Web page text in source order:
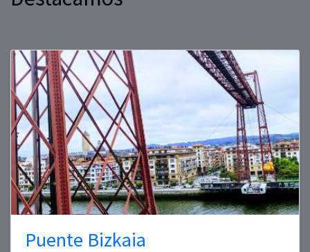
Puente Bizkaia